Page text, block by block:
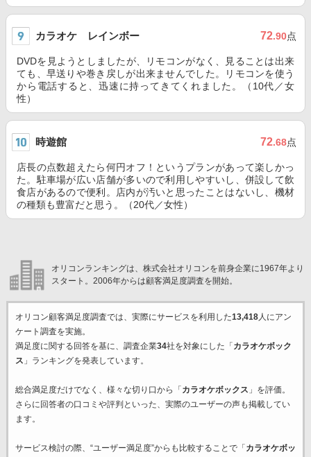
カラオケ レインボー 72.90点
DVDを見ようとしましたが、リモコンがなく、見ることは出来
ても、早送りや巻き戻しが出来ませんでした。リモコンを使う
から電話すると、迅速に持ってきてくれました。（10代／女
性）
時遊館 72.68点
店長の点数超えたら何円オフ！というプランがあって楽しかっ
た。駐車場が広い店舗が多いので利用しやすいし、併設して飲
食店があるので便利。店内が汚いと思ったことはないし、機材
の種類も豊富だと思う。（20代／女性）
オリコンランキングは、株式会社オリコンを前身企業に1967年より
スタート。2006年からは顧客満足度調査を開始。
オリコン顧客満足度調査では、実際にサービスを利用した13,418人にアン
ケート調査を実施。
満足度に関する回答を基に、調査企業34社を対象にした「 カラオケボック
ス 」ランキングを発表しています。
総合満足度だけでなく、様々な切り口から「 カラオケボックス 」を評価。
さらに回答者の口コミや評判といった、実際のユーザーの声も掲載してい
ます。
サービス検討の際、“ユーザー満足度”からも比較することで「 カラオケボッ